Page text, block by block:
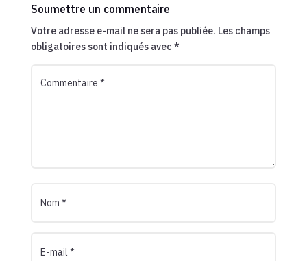
Soumettre un commentaire
Votre adresse e-mail ne sera pas publiée. Les champs
obligatoires sont indiqués avec *